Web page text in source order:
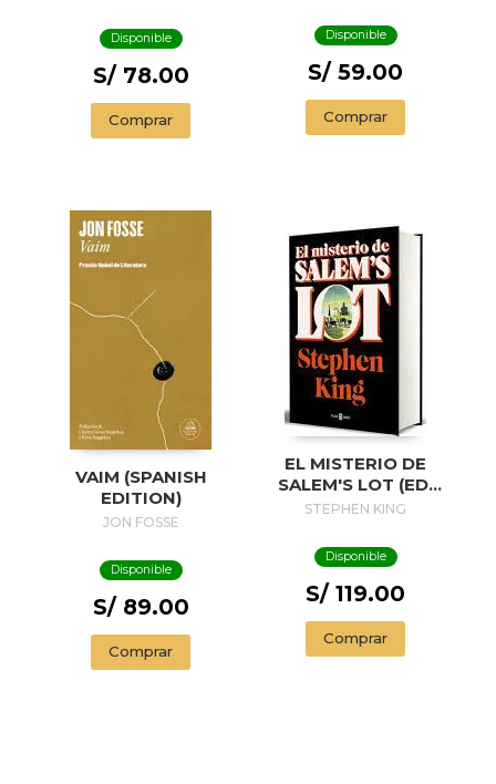
Disponible
S/ 78.00
Comprar
H.
Disponible
S/ 59.00
Comprar
VAIM (SPANISH
EDITION)
JON FOSSE
Disponible
S/ 89.00
Comprar
EL MISTERIO DE
SALEM'S LOT (ED.
50 ANIVERSARIO) /
STEPHEN KING
Disponible
S/ 119.00
Comprar